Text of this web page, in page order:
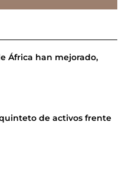
África han mejorado,
de activos frente